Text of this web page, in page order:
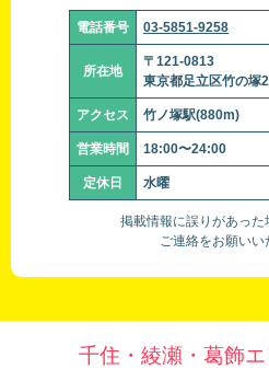
電話番号 03-5851-9258
所在地
〒121-0813
東京都足立区竹の塚
アクセス 竹ノ塚駅(880m)
営業時間 18:00〜24:00
定休日 水曜
掲載情報に誤りがあった
ご連絡をお願いい
千住・綾瀬・葛飾